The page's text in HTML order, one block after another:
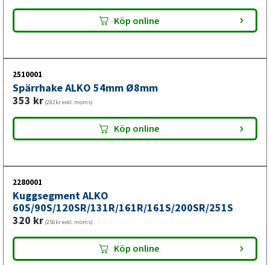
Köp online
2510001
Spärrhake ALKO 54mm Ø8mm
353 kr (282kr exkl. moms)
Köp online
2280001
Kuggsegment ALKO
60S/90S/120SR/131R/161R/161S/200SR/251S
320 kr (256kr exkl. moms)
Köp online